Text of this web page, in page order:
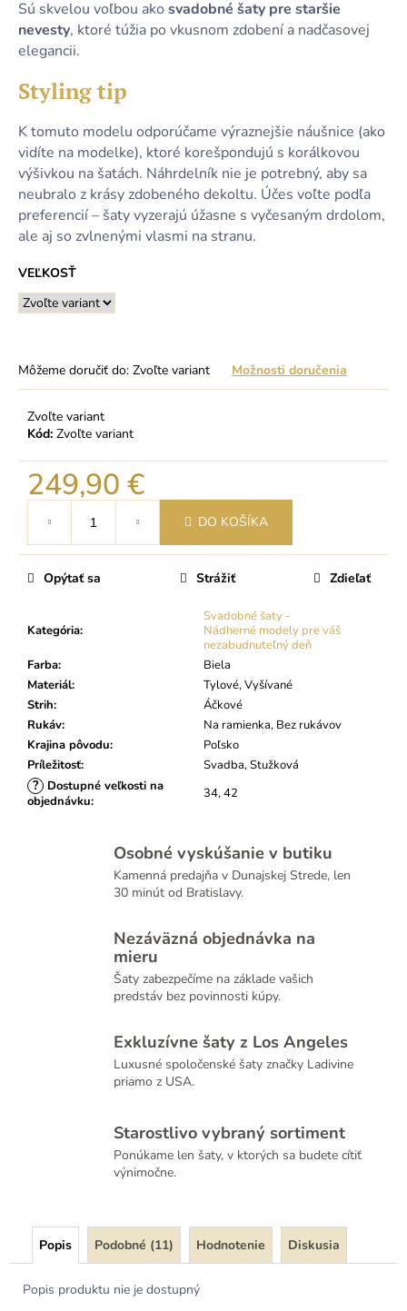
Sú skvelou voľbou ako svadobné šaty pre staršie
nevesty, ktoré túžia po vkusnom zdobení a nadčasovej
elegancii.
Styling tip
K tomuto modelu odporúčame výraznejšie náušnice (ako
vidíte na modelke), ktoré korešpondujú s korálkovou
výšivkou na šatách. Náhrdelník nie je potrebný, aby sa
neubralo z krásy zdobeného dekoltu. Účes voľte podľa
preferencií – šaty vyzerajú úžasne s vyčesaným drdolom,
ale aj so zvlnenými vlasmi na stranu.
VEĽKOSŤ
Môžeme doručiť do: Zvoľte variant Možnosti doručenia
Zvoľte variant
Kód: Zvoľte variant
249,90 €
cena:
DO KOŠÍKA
Kategória:
Svadobné šaty -
Nádherné modely pre váš
nezabudnuteľný deň
Farba:
Biela
Materiál:
Tylové, Vyšívané
Strih:
Áčkové
Rukáv:
Na ramienka, Bez rukávov
Krajina pôvodu:
Poľsko
Príležitosť: Svadba, Stužková
?
Dostupné veľkosti na
objednávku: 34, 42
Opýtať sa Strážiť Zdieľať
Osobné vyskúšanie v butiku
Kamenná predajňa v Dunajskej Strede, len
30 minút od Bratislavy.
Nezáväzná objednávka na
mieru
Šaty zabezpečíme na základe vašich
predstáv bez povinnosti kúpy.
Exkluzívne šaty z Los Angeles
Luxusné spoločenské šaty značky Ladivine
priamo z USA.
Starostlivo vybraný sortiment
Ponúkame len šaty, v ktorých sa budete cítiť
výnimočne.
Popis Podobné (11) Hodnotenie Diskusia
Popis produktu nie je dostupný